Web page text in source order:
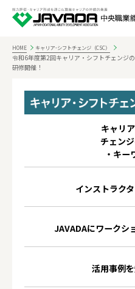
HOME キャリア･シフトチェンジ（CSC）
令和6年度第2回キャリア・シフトチェンジ
研修開催！
キャリ
チェン
・キー
インストラク
JAVADAにワークシ
活用事例